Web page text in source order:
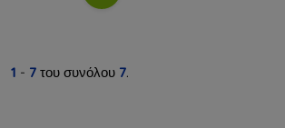
1 - 7 του συνόλου 7.